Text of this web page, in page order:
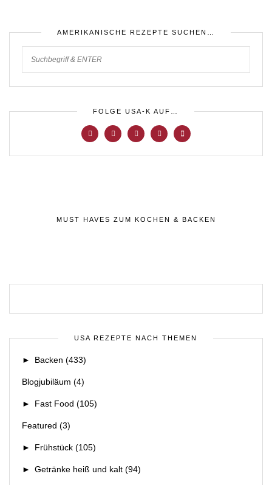
AMERIKANISCHE REZEPTE SUCHEN…
FOLGE USA-K AUF…
MUST HAVES ZUM KOCHEN & BACKEN
USA REZEPTE NACH THEMEN
► Backen (433)
Blogjubiläum (4)
► Fast Food (105)
Featured (3)
► Frühstück (105)
► Getränke heiß und kalt (94)